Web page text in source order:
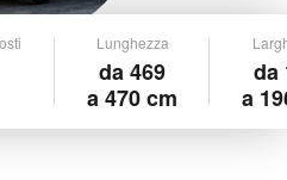
Lunghezza
da 469
a 470 cm
da
a